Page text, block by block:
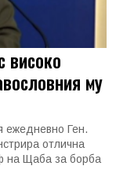
високо
му
ежедневно Ген.
отлична
на Щаба за борба